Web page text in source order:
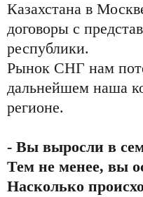
Казахстана в
договоры с
республики.
Рынок СНГ нам
дальнейшем наша
регионе.
- Вы выросли в
Тем не менее, вы
Насколько